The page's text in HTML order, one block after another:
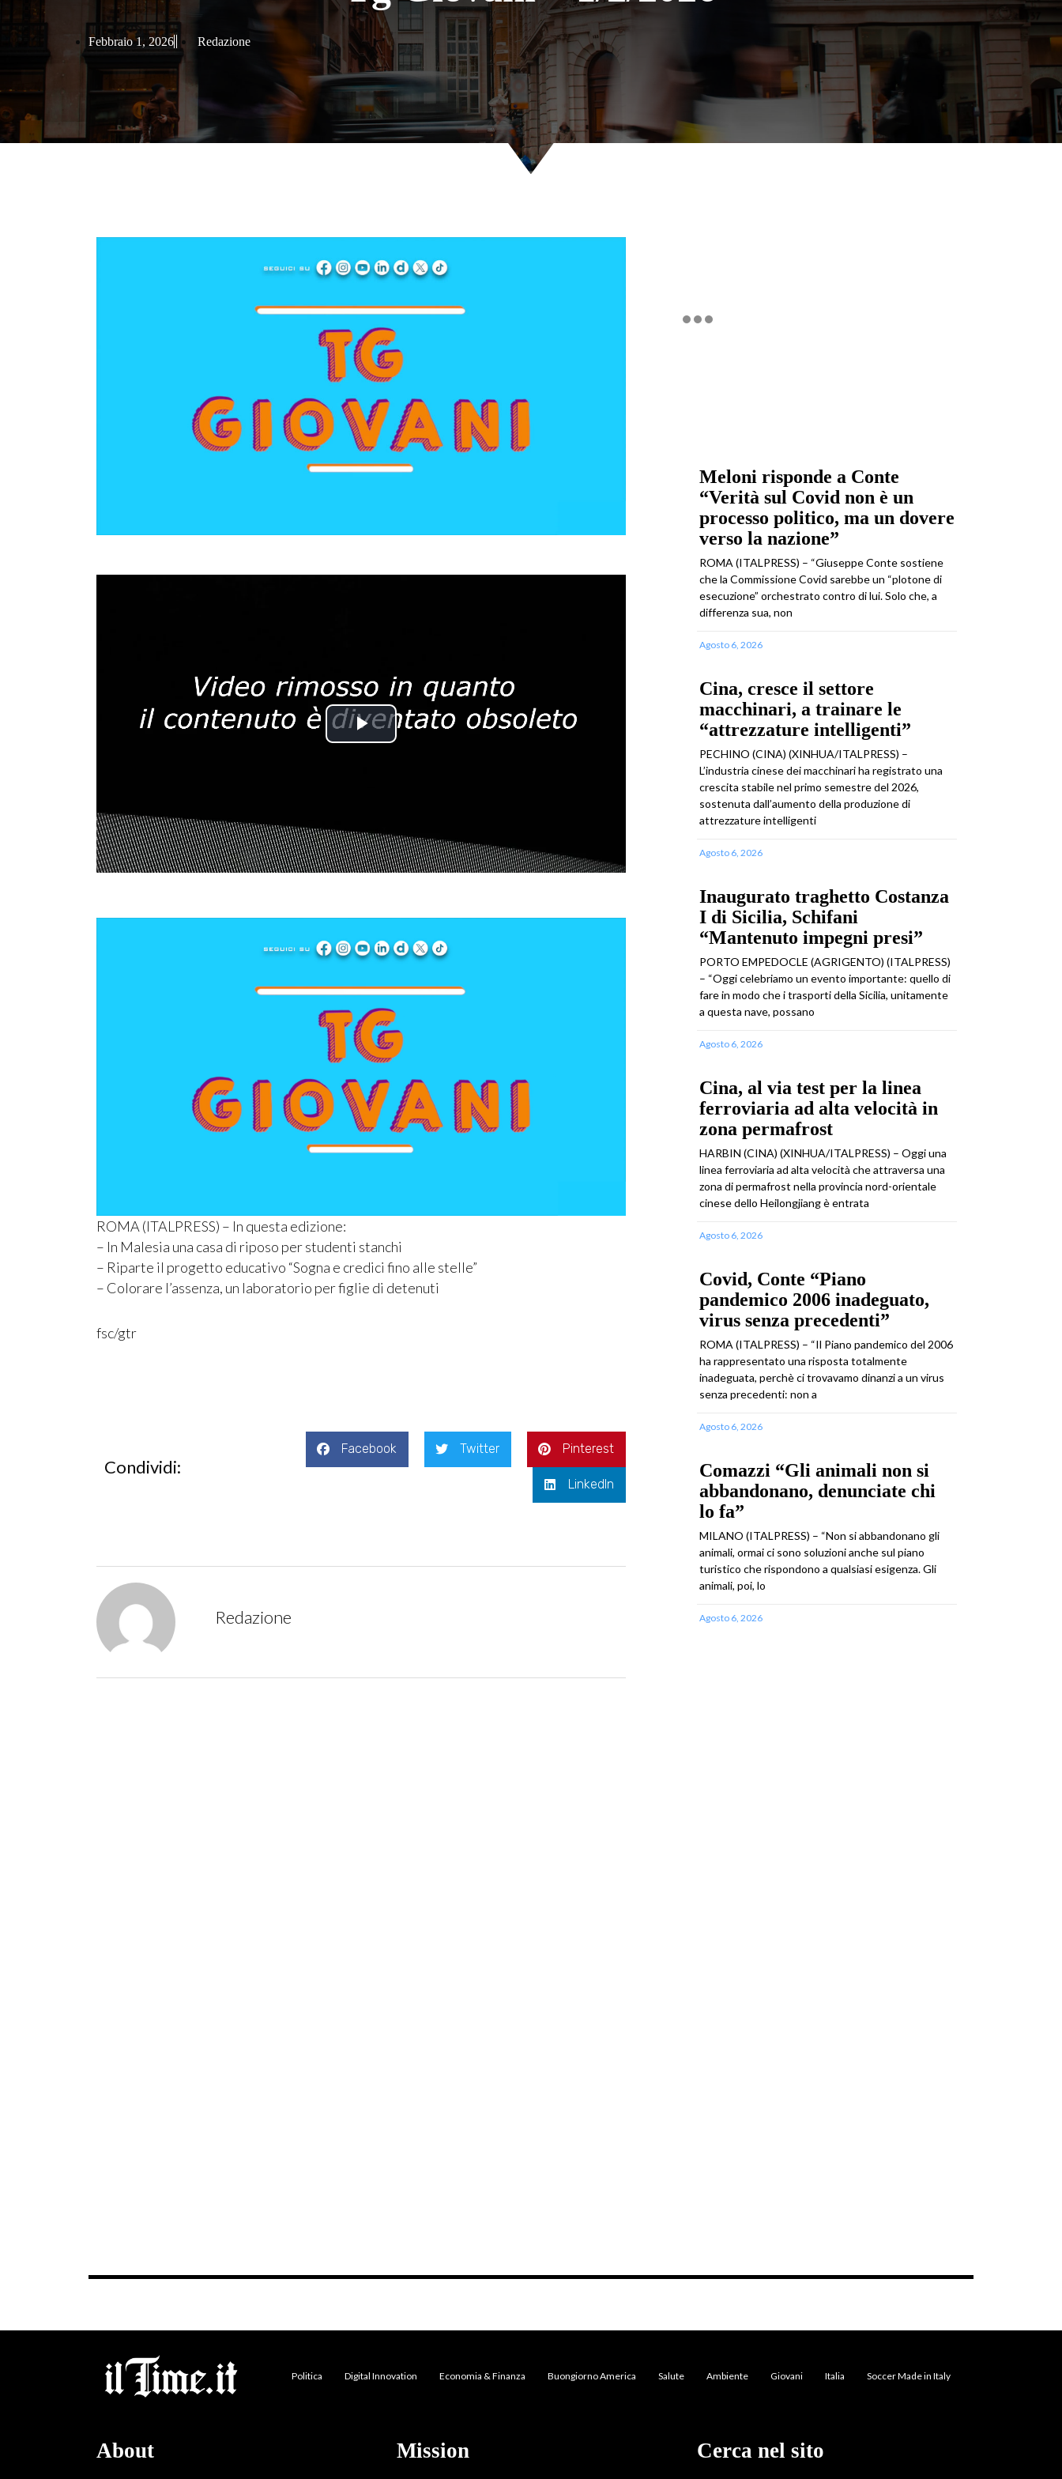
Febbraio 1, 2026 Redazione
Play
ROMA (ITALPRESS) – In questa edizione:
– In Malesia una casa di riposo per studenti stanchi
– Riparte il progetto educativo “Sogna e credici fino alle stelle”
– Colorare l’assenza, un laboratorio per figlie di detenuti
fsc/gtr
Condividi:
Facebook Twitter Pinterest
LinkedIn
Redazione
Meloni risponde a Conte
“Verità sul Covid non è un
processo politico, ma un dovere
verso la nazione”
ROMA (ITALPRESS) – “Giuseppe Conte sostiene
che la Commissione Covid sarebbe un “plotone di
esecuzione” orchestrato contro di lui. Solo che, a
differenza sua, non
Agosto 6, 2026
Cina, cresce il settore
macchinari, a trainare le
“attrezzature intelligenti”
PECHINO (CINA) (XINHUA/ITALPRESS) –
L’industria cinese dei macchinari ha registrato una
crescita stabile nel primo semestre del 2026,
sostenuta dall’aumento della produzione di
attrezzature intelligenti
Agosto 6, 2026
Inaugurato traghetto Costanza
I di Sicilia, Schifani
“Mantenuto impegni presi”
PORTO EMPEDOCLE (AGRIGENTO) (ITALPRESS)
– “Oggi celebriamo un evento importante: quello di
fare in modo che i trasporti della Sicilia, unitamente
a questa nave, possano
Agosto 6, 2026
Cina, al via test per la linea
ferroviaria ad alta velocità in
zona permafrost
HARBIN (CINA) (XINHUA/ITALPRESS) – Oggi una
linea ferroviaria ad alta velocità che attraversa una
zona di permafrost nella provincia nord-orientale
cinese dello Heilongjiang è entrata
Agosto 6, 2026
Covid, Conte “Piano
pandemico 2006 inadeguato,
virus senza precedenti”
ROMA (ITALPRESS) – “Il Piano pandemico del 2006
ha rappresentato una risposta totalmente
inadeguata, perchè ci trovavamo dinanzi a un virus
senza precedenti: non a
Agosto 6, 2026
Comazzi “Gli animali non si
abbandonano, denunciate chi
lo fa”
MILANO (ITALPRESS) – “Non si abbandonano gli
animali, ormai ci sono soluzioni anche sul piano
turistico che rispondono a qualsiasi esigenza. Gli
animali, poi, lo
Agosto 6, 2026
Politica Digital Innovation Economia & Finanza Buongiorno America Salute Ambiente Giovani Italia Soccer Made in Italy
About Mission Cerca nel sito